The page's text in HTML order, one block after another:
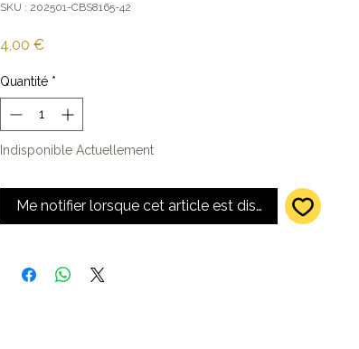
SKU : 202501-CBS8165-42
4,00 €Prix
Quantité *
Indisponible Actuellement
Me notifier lorsque cet article est disponible